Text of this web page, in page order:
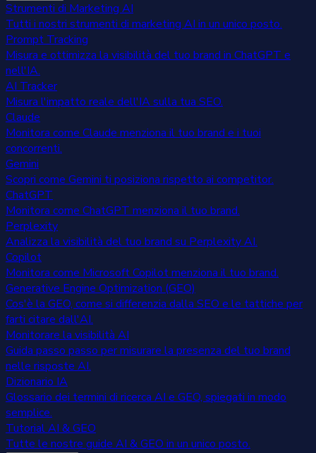
Strumenti di Marketing AI
Tutti i nostri strumenti di marketing AI in un unico posto.
Prompt Tracking
Misura e ottimizza la visibilità del tuo brand in ChatGPT e
nell'IA.
AI Tracker
Misura l'impatto reale dell'IA sulla tua SEO.
Claude
Monitora come Claude menziona il tuo brand e i tuoi
concorrenti.
Gemini
Scopri come Gemini ti posiziona rispetto ai competitor.
ChatGPT
Monitora come ChatGPT menziona il tuo brand.
Perplexity
Analizza la visibilità del tuo brand su Perplexity AI.
Copilot
Monitora come Microsoft Copilot menziona il tuo brand.
Generative Engine Optimization (GEO)
Cos'è la GEO, come si differenzia dalla SEO e le tattiche per
farti citare dall'AI.
Monitorare la visibilità AI
Guida passo passo per misurare la presenza del tuo brand
nelle risposte AI.
Dizionario IA
Glossario dei termini di ricerca AI e GEO, spiegati in modo
semplice.
Tutorial AI & GEO
Tutte le nostre guide AI & GEO in un unico posto.